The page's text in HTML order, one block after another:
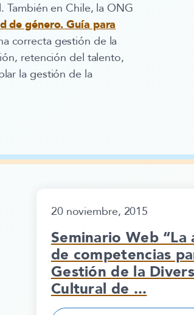
También en Chile, la ONG
de género. Guía para
correcta gestión de la
retención del talento,
la gestión de la
20 noviembre, 2015
Seminario Web “La
de competencias
Gestión de la
Cultural de ...